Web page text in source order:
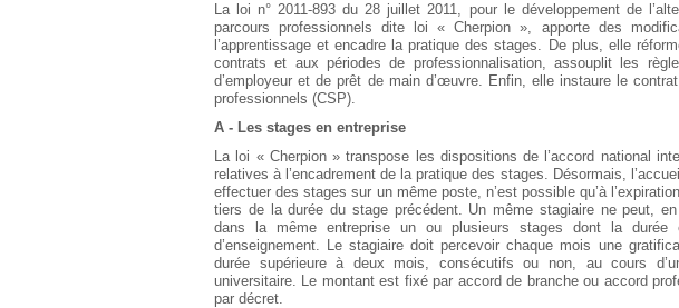
La loi n° 2011-893 du 28 juillet 2011, pour le développement de
parcours professionnels dite loi « Cherpion », apporte des
l’apprentissage et encadre la pratique des stages. De plus, elle
contrats et aux périodes de professionnalisation, assouplit les
d’employeur et de prêt de main d’œuvre. Enfin, elle instaure le
professionnels (CSP).
A - Les stages en entreprise
La loi « Cherpion » transpose les dispositions de l’accord national
relatives à l’encadrement de la pratique des stages. Désormais,
effectuer des stages sur un même poste, n’est possible qu’à
tiers de la durée du stage précédent. Un même stagiaire ne peut,
dans la même entreprise un ou plusieurs stages dont la durée
d’enseignement. Le stagiaire doit percevoir chaque mois une
durée supérieure à deux mois, consécutifs ou non, au cours
universitaire. Le montant est fixé par accord de branche ou accord
par décret.